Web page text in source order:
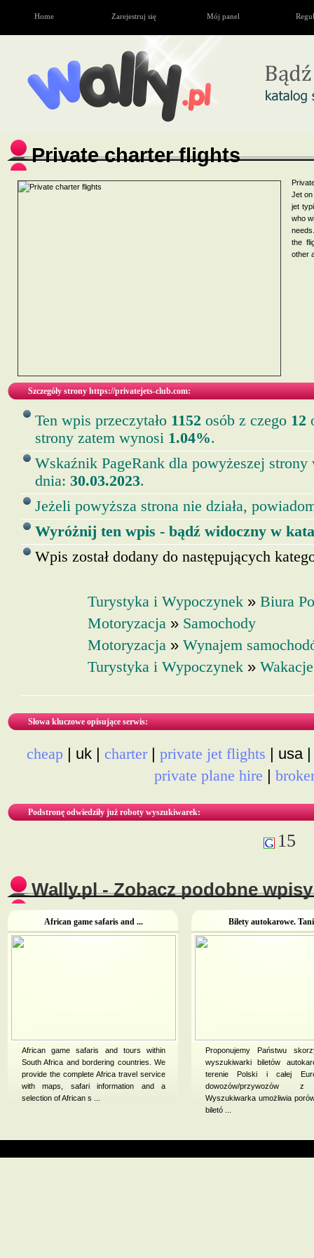
Home Zarejestruj się Mój panel
Private charter flights
Jet
jet
who
the
other
Szczegóły strony https://privatejets-club.com:
Ten wpis przeczytało 1152 osób z czego 12
strony zatem wynosi 1.04%.
Wskaźnik PageRank dla powyżeszej strony
dnia: 30.03.2023.
Jeżeli powyższa strona nie działa,
Wyróżnij ten wpis - bądź widoczny w
Wpis został dodany do następujących
Turystyka i Wypoczynek » Biura
Motoryzacja » Samochody
Motoryzacja » Wynajem
Turystyka i Wypoczynek » Wakacje
Słowa kluczowe opisujące serwis:
cheap | uk | charter | private jet flights | usa
private plane hire |
Podstronę odwiedziły już roboty wyszukiwarek:
15
Wally.pl - Zobacz podobne
African game safaris and ...
African game safaris and tours within
South Africa and bordering countries. We
provide the complete Africa travel service
with maps, safari information and a
selection of African s ...
Bilety autokarowe.
Proponujemy Państwu
wyszukiwarki biletów
terenie Polski i całej
dowozów/przywozów
Wyszukiwarka umożliwia
biletó ...